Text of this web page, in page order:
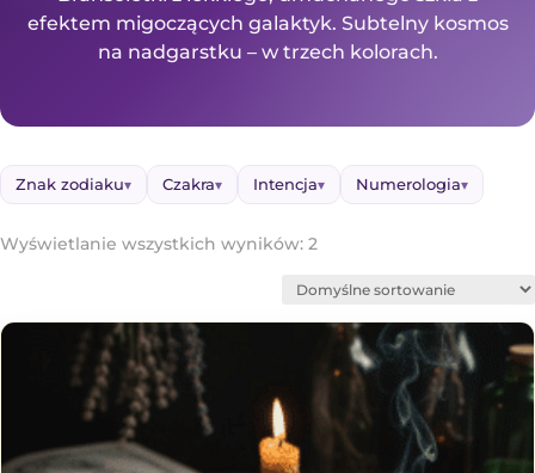
efektem migoczących galaktyk. Subtelny kosmos
na nadgarstku – w trzech kolorach.
Znak zodiaku▾ Czakra▾ Intencja▾ Numerologia▾
Wyświetlanie wszystkich wyników: 2